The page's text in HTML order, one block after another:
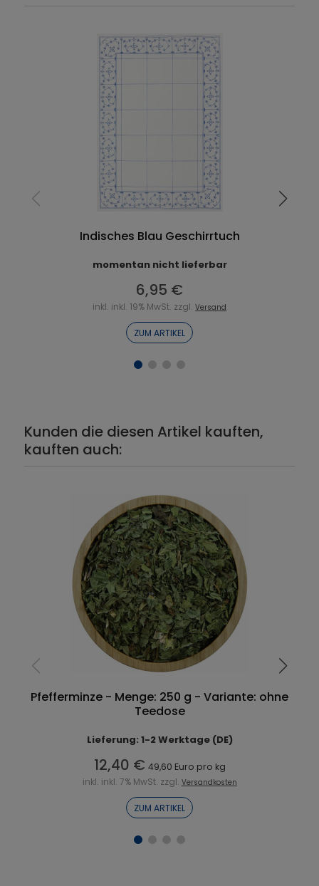
Indisches Blau Geschirrtuch
momentan nicht lieferbar
6,95 €
inkl. inkl. 19% MwSt. zzgl.Versand
ZUM ARTIKEL
Kunden die diesen Artikel kauften,
kauften auch:
Pfefferminze - Menge: 250 g - Variante: ohne
Teedose
Lieferung: 1-2 Werktage (DE)
12,40 € 49,60 Euro pro kg
inkl. inkl. 7% MwSt. zzgl. Versandkosten
ZUM ARTIKEL